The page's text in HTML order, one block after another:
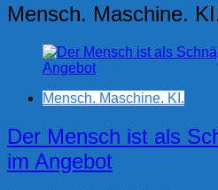
Mensch. Maschine.
Mensch. Maschine. KI.
Der Mensch ist als
im Angebot